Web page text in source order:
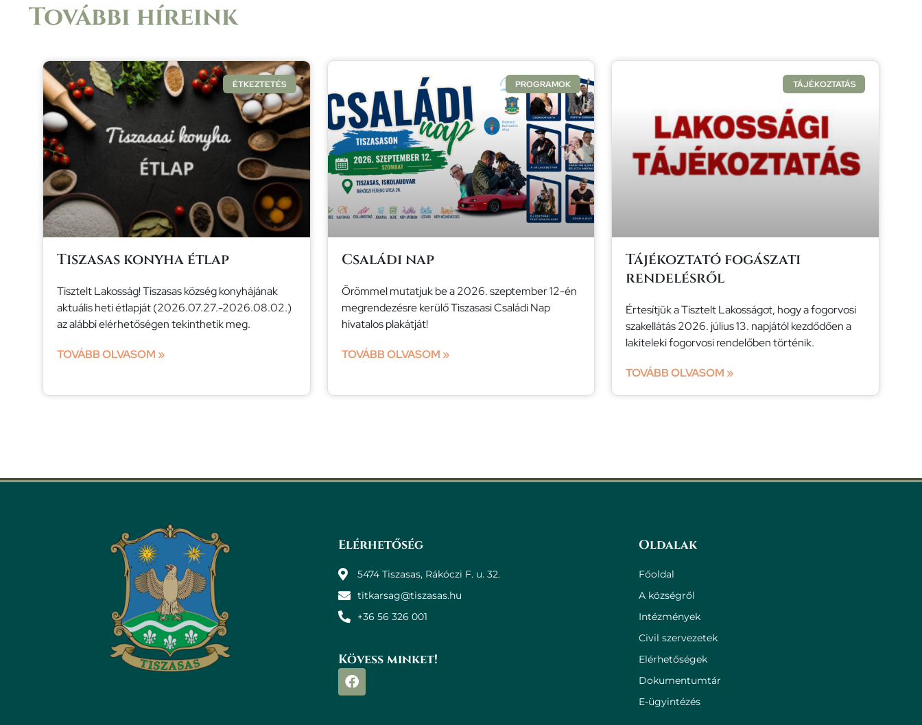
További híreink
ÉTKEZTETÉS
Tiszasas konyha étlap
Tisztelt Lakosság! Tiszasas község konyhájának
aktuális heti étlapját (2026.07.27.-2026.08.02.)
az alábbi elérhetőségen tekinthetik meg.
TOVÁBB OLVASOM »
PROGRAMOK
Családi nap
Örömmel mutatjuk be a 2026. szeptember 12-én
megrendezésre kerülő Tiszasasi Családi Nap
hivatalos plakátját!
TOVÁBB OLVASOM »
TÁJÉKOZTATÁS
Tájékoztató fogászati
rendelésről
Értesítjük a Tisztelt Lakosságot, hogy a fogorvosi
szakellátás 2026. július 13. napjától kezdődően a
lakiteleki fogorvosi rendelőben történik.
TOVÁBB OLVASOM »
Elérhetőség
5474 Tiszasas, Rákóczi F. u. 32.
titkarsag@tiszasas.hu
+36 56 326 001
Kövess minket!
Oldalak
Főoldal
A községről
Intézmények
Civil szervezetek
Elérhetőségek
Dokumentumtár
E-ügyintézés